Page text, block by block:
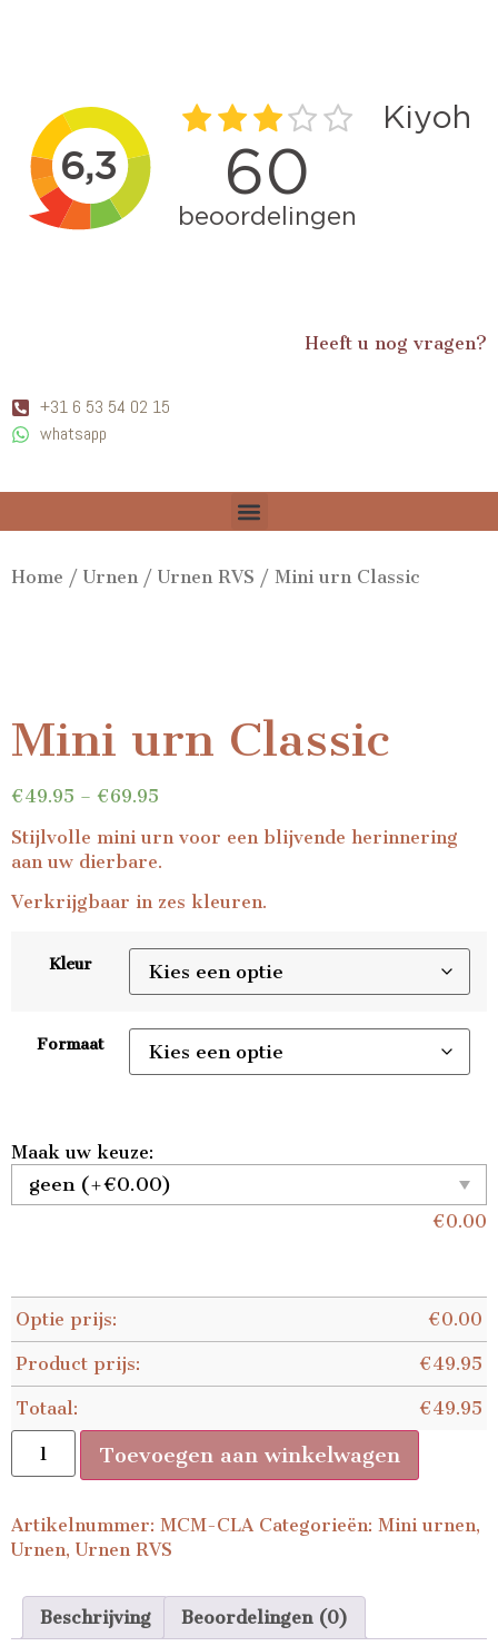
Heeft u nog vragen?
+31 6 53 54 02 15
whatsapp
Home / Urnen / Urnen RVS / Mini urn Classic
Mini urn Classic
€49.95 – €69.95
Stijlvolle mini urn voor een blijvende herinnering
aan uw dierbare.
Verkrijgbaar in zes kleuren.
Kleur
Formaat
Maak uw keuze:
€0.00
Optie prijs: €0.00
Product prijs: €49.95
Totaal: €49.95
Toevoegen aan winkelwagen
Artikelnummer: MCM-CLA Categorieën: Mini urnen,
Urnen, Urnen RVS
Beschrijving Beoordelingen (0)